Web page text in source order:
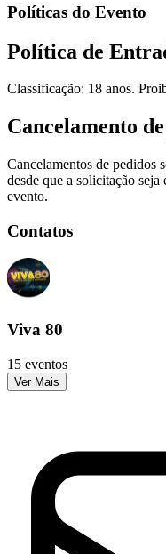
Políticas do Evento
Política de
Classificação: 18 anos.
Cancelamento
Cancelamentos de pedidos
desde que a solicitação
evento.
Contatos
Viva 80
15 eventos
Ver Mais